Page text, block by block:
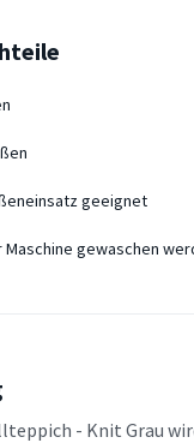
geeignet
Maschine gewaschen
- Knit Grau